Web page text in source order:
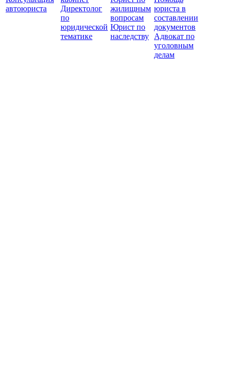
автоюриста
Директолог
по
юридической
тематике
жилищным
вопросам
Юрист по
наследству
юриста в
составлении
документов
Адвокат по
уголовным
делам